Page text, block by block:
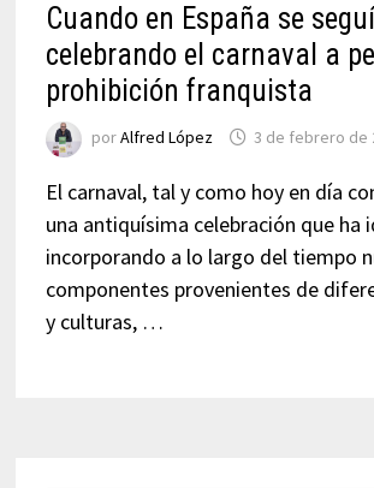
Cuando en España se
celebrando el carnaval a
prohibición franquista
porAlfred López 3 de febrero de
El carnaval, tal y como hoy en día
una antiquísima celebración que ha
incorporando a lo largo del tiempo
componentes provenientes de
y culturas, …